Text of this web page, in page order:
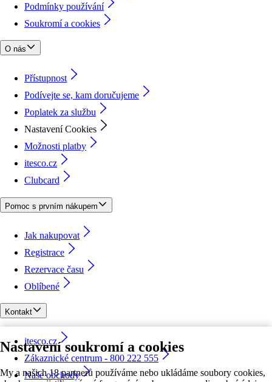
Nastavení soukromí a cookies
My a našich 18 partnerů používáme nebo ukládáme soubory cookies,
Podmínky používání
Soukromí a cookies
O nás
Přístupnost
Podívejte se, kam doručujeme
Poplatek za službu
Nastavení Cookies
Možnosti platby
itesco.cz
Clubcard
Pomoc s prvním nákupem
Jak nakupovat
Registrace
Rezervace času
Oblíbené
Kontakt
itesco.cz
Zákaznické centrum - 800 222 555
Naše obchody